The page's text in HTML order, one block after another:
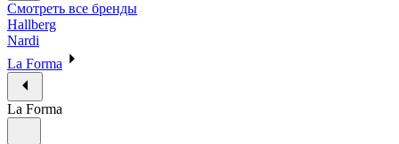
Смотреть все бренды
Hallberg
Nardi
La Forma
La Forma